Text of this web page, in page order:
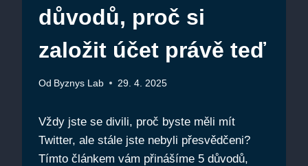
důvodů, proč si
založit účet právě teď
Od Byznys Lab 29. 4. 2025
Vždy jste se divili, proč byste měli mít
Twitter, ale stále jste nebyli přesvědčeni?
Tímto článkem vám přinášíme 5 důvodů,